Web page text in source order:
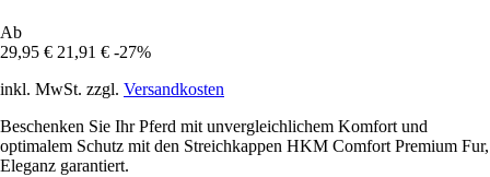
Ab
29,95 € 21,91 € -27%
inkl. MwSt. zzgl. Versandkosten
Beschenken Sie Ihr Pferd mit unvergleichlichem Komfort und
optimalem Schutz mit den Streichkappen HKM Comfort Premium Fur,
Eleganz garantiert.